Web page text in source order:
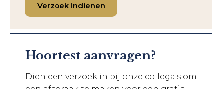
Verzoek indienen
Hoortest aanvragen?
Dien een verzoek in bij onze collega's om